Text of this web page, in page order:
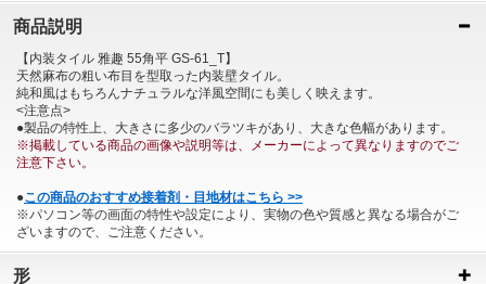
商品説明
【内装タイル 雅趣 55角平 GS-61_T】
天然麻布の粗い布目を型取った内装壁タイル。
純和風はもちろんナチュラルな洋風空間にも美しく映えます。
<注意点>
●製品の特性上、大きさに多少のバラツキがあり、大きな色幅があります。
※掲載している商品の画像や説明等は、メーカーによって異なりますのでご
注意下さい。
●この商品のおすすめ接着剤・目地材はこちら >>
※パソコン等の画面の特性や設定により、実物の色や質感と異なる場合がご
ざいますので、ご注意ください。
形